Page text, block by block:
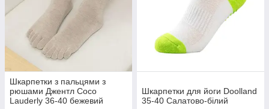
Шкарпетки з пальцями з
рюшами Джентл Coco
Lauderly 36-40 бежевий
Шкарпетки для йоги Doolland
35-40 Салатово-білий